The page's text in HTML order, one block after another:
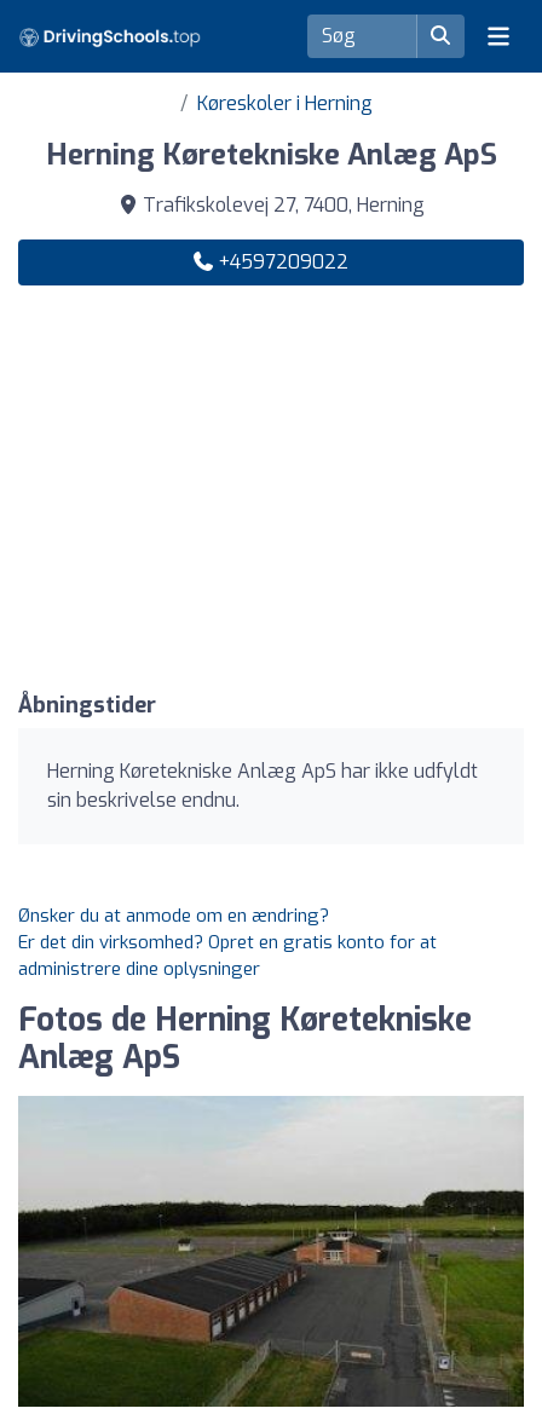
Køreskoler i Herning
Herning Køretekniske Anlæg ApS
Trafikskolevej 27, 7400, Herning
+4597209022
Åbningstider
Herning Køretekniske Anlæg ApS har ikke udfyldt
sin beskrivelse endnu.
Ønsker du at anmode om en ændring?
Er det din virksomhed? Opret en gratis konto for at
administrere dine oplysninger
Fotos de Herning Køretekniske
Anlæg ApS